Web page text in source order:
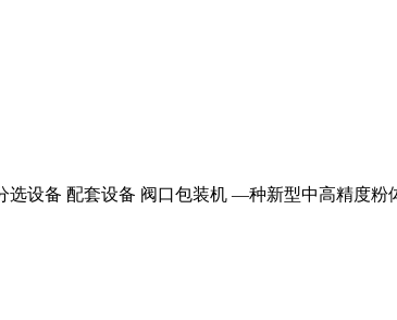
设备 配套设备 阀口包装机 —种新型中高精度粉